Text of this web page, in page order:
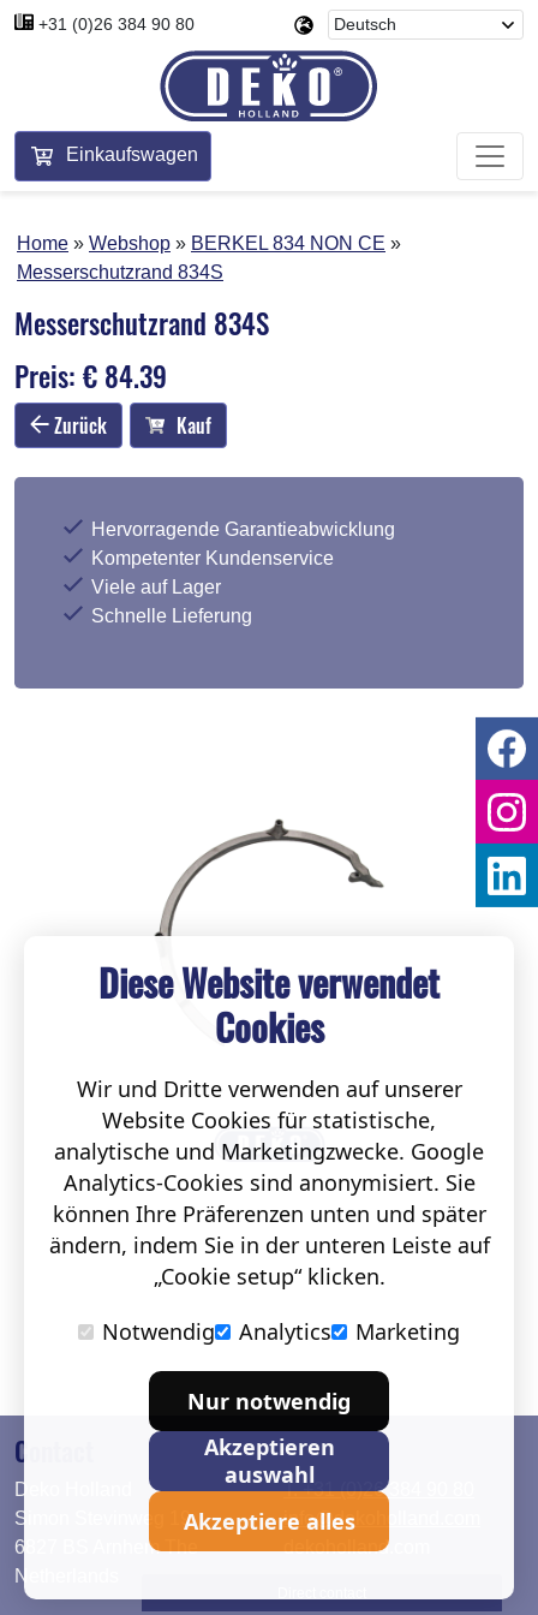
+31 (0)26 384 90 80
Einkaufswagen
Home Webshop
BERKEL 834 NON CE
Messerschutzrand 834S
Messerschutzrand 834S
Preis: € 84.39
Zurück Kauf
Hervorragende Garantieabwicklung
Kompetenter Kundenservice
Viele auf Lager
Schnelle Lieferung
Contact
Deko Holland
Simon Stevinweg 19
6827 BS Arnhem The
Netherlands
T. +31 (0)26 384 90 80
info@dekoholland.com
dekoholland.com
Diese Website verwendet
Cookies
Wir und Dritte verwenden auf unserer
Website Cookies für statistische,
analytische und Marketingzwecke. Google
Analytics-Cookies sind anonymisiert. Sie
können Ihre Präferenzen unten und später
ändern, indem Sie in der unteren Leiste auf
„Cookie setup“ klicken.
Notwendig
Analytics Marketing
Nur notwendig
Akzeptieren
auswahl
Akzeptiere alles